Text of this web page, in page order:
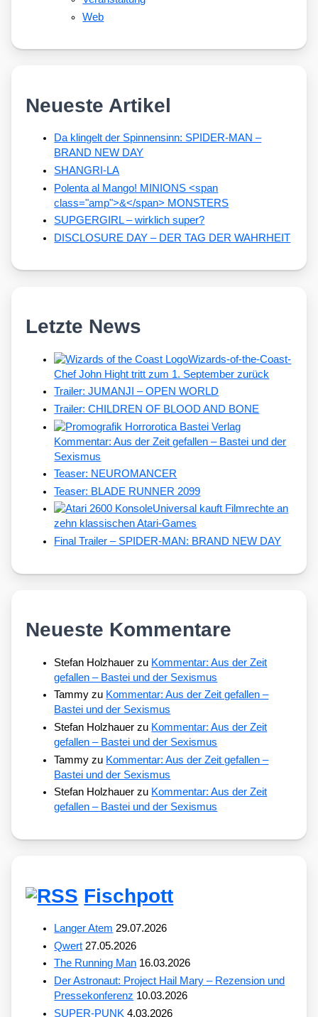
Web
Neueste Artikel
Da klingelt der Spinnensinn: SPIDER-MAN –
BRAND NEW DAY
SHANGRI-LA
Polenta al Mango! MINIONS <span
class="amp">&</span> MONSTERS
SUPGERGIRL – wirklich super?
DISCLOSURE DAY – DER TAG DER WAHRHEIT
Letzte News
Wizards-of-the-Coast-
Chef John Hight tritt zum 1. September zurück
Trailer: JUMANJI – OPEN WORLD
Trailer: CHILDREN OF BLOOD AND BONE
Kommentar: Aus der Zeit gefallen – Bastei und der
Sexismus
Teaser: NEUROMANCER
Teaser: BLADE RUNNER 2099
Universal kauft Filmrechte an
zehn klassischen Atari-Games
Final Trailer – SPIDER-MAN: BRAND NEW DAY
Neueste Kommentare
Stefan Holzhauer zu Kommentar: Aus der Zeit
gefallen – Bastei und der Sexismus
Tammy zu Kommentar: Aus der Zeit gefallen –
Bastei und der Sexismus
Stefan Holzhauer zu Kommentar: Aus der Zeit
gefallen – Bastei und der Sexismus
Tammy zu Kommentar: Aus der Zeit gefallen –
Bastei und der Sexismus
Stefan Holzhauer zu Kommentar: Aus der Zeit
gefallen – Bastei und der Sexismus
Fischpott
Langer Atem 29.07.2026
Qwert 27.05.2026
The Running Man 16.03.2026
Der Astronaut: Project Hail Mary – Rezension und
Pressekonferenz 10.03.2026
SUPER-PUNK 4.03.2026